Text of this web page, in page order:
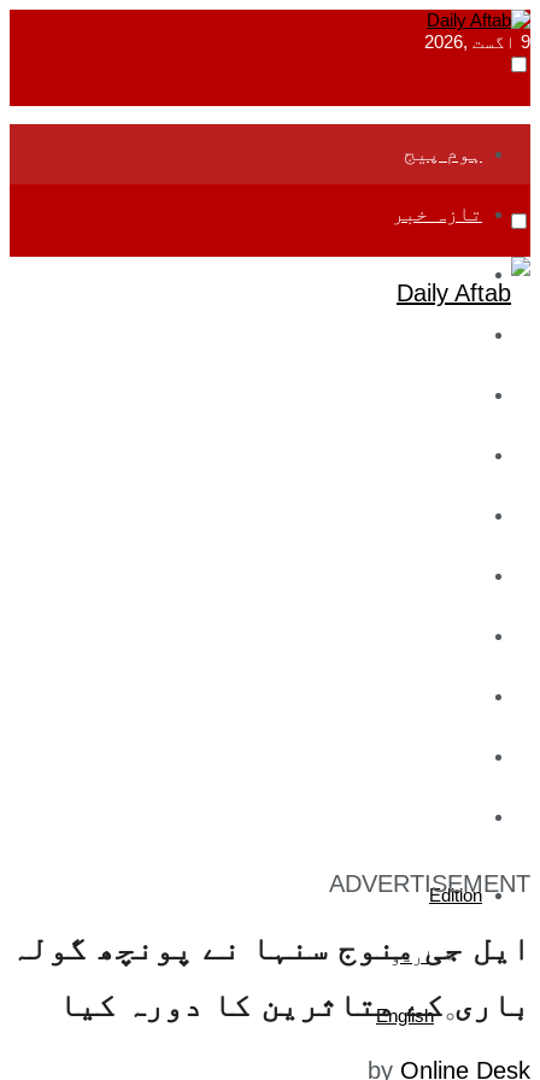
9 اگست ,2026
ہوم پیج
تازہ خبر
Edition
اردو
English
ADVERTISEMENT
ایل جی منوج سنہا نے پونچھ گولہ
باری کے متاثرین کا دورہ کیا
by Online Desk